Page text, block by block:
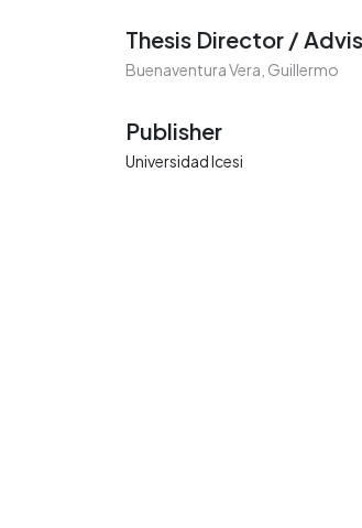
Thesis Director /
Buenaventura Vera, Guillermo
Publisher
Universidad Icesi